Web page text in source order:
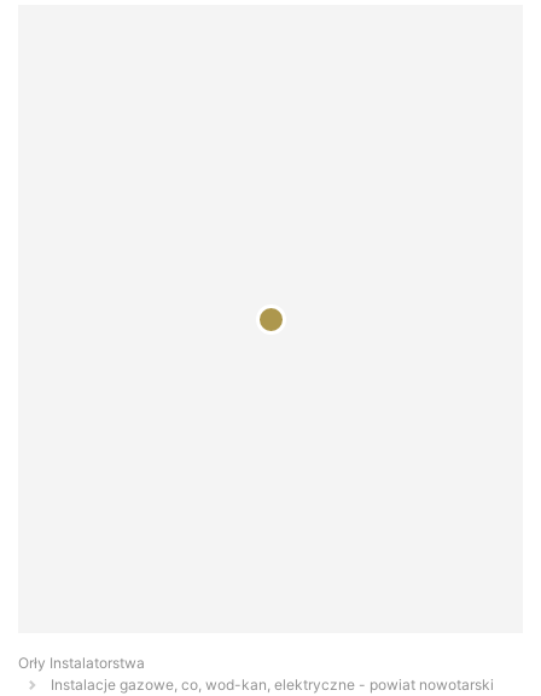
Orły Instalatorstwa
Instalacje gazowe, co, wod-kan, elektryczne - powiat nowotarski